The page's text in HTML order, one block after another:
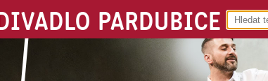
PARDUBICE